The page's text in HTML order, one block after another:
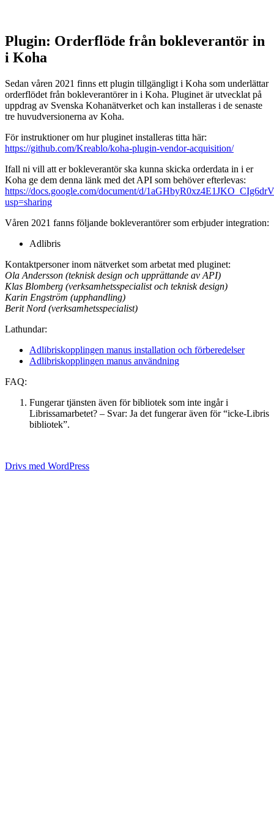
Plugin: Orderflöde från bokleverantör in
i Koha
Sedan våren 2021 finns ett plugin tillgängligt i Koha som underlättar
orderflödet från bokleverantörer in i Koha. Pluginet är utvecklat på
uppdrag av Svenska Kohanätverket och kan installeras i de senaste
tre huvudversionerna av Koha.
För instruktioner om hur pluginet installeras titta här:
https://github.com/Kreablo/koha-plugin-vendor-acquisition/
Ifall ni vill att er bokleverantör ska kunna skicka orderdata in i er
Koha ge dem denna länk med det API som behöver efterlevas:
https://docs.google.com/document/d/
usp=sharing
Våren 2021 fanns följande bokleverantörer som erbjuder integration:
Adlibris
Kontaktpersoner inom nätverket som arbetat med pluginet:
Ola Andersson (teknisk design och upprättande av API)
Klas Blomberg (verksamhetsspecialist och teknisk design)
Karin Engström (upphandling)
Berit Nord (verksamhetsspecialist)
Lathundar:
Adlibriskopplingen manus installation och förberedelser
Adlibriskopplingen manus användning
FAQ:
Fungerar tjänsten även för bibliotek som inte ingår i
Librissamarbetet? – Svar: Ja det fungerar även för “icke-Libris
bibliotek”.
Drivs med WordPress